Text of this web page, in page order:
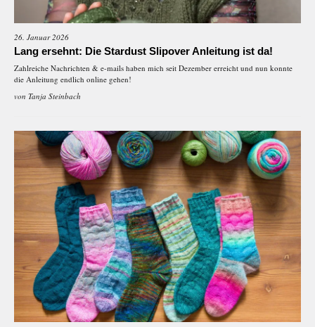
26. Januar 2026
Lang ersehnt: Die Stardust Slipover Anleitung ist da!
Zahlreiche Nachrichten & e-mails haben mich seit Dezember erreicht und nun konnte
die Anleitung endlich online gehen!
von Tanja Steinbach